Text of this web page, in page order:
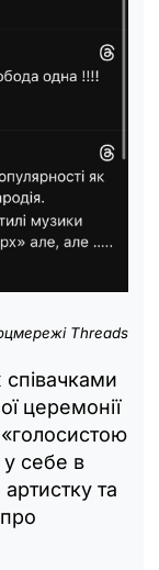
Threads
церемонії
себе в
та